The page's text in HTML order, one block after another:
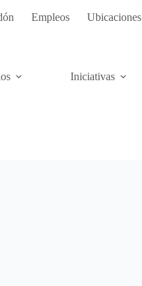
Empleos Ubicaciones
Iniciativas